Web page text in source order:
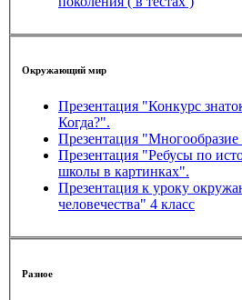
Окружающий мир
Презентация "Конкурс
Когда?".
Презентация
Презентация "Ребусы по
школы в картинках".
Презентация к уроку
человечества" 4 класс
Разное